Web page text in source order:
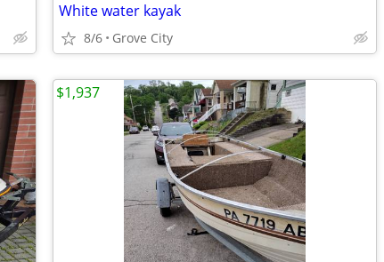
White water kayak
8/6 Grove City
$1,937